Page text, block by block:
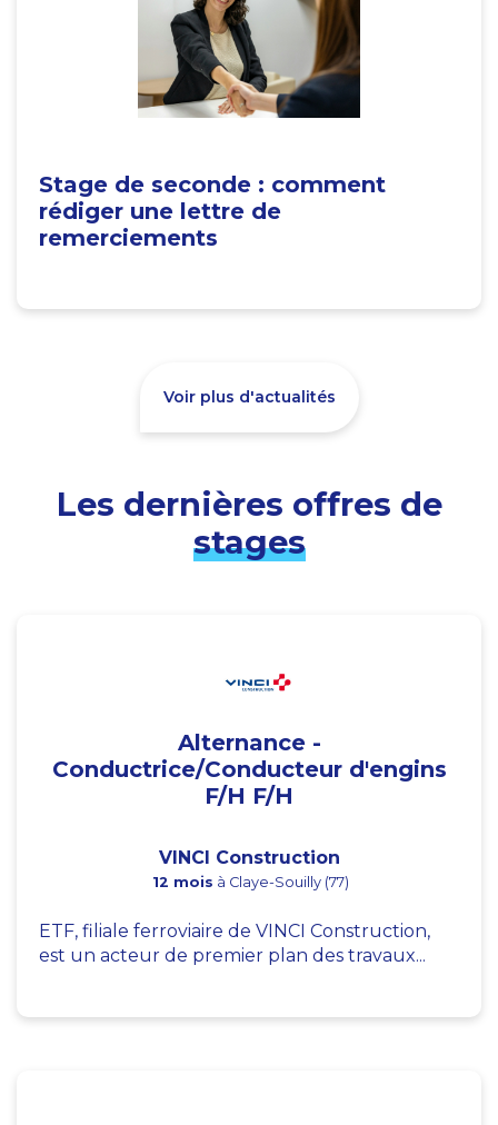
Stage de seconde : comment
rédiger une lettre de
remerciements
Voir plus d'actualités
Les dernières offres de
stages
Alternance -
Conductrice/Conducteur d'engins
F/H F/H
VINCI Construction
12 mois à Claye-Souilly (77)
ETF, filiale ferroviaire de VINCI Construction,
est un acteur de premier plan des travaux...